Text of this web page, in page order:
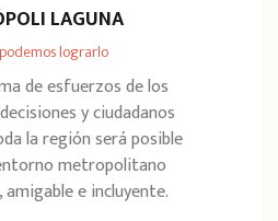
LAGUNA
lograrlo
de esfuerzos de los
y ciudadanos
la región será posible
metropolitano
e incluyente.